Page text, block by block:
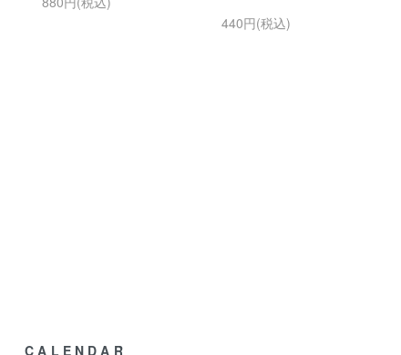
440円(税込)
CALENDAR